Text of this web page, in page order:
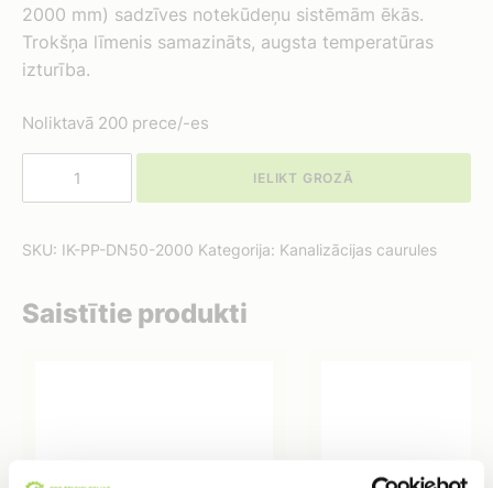
2000 mm) sadzīves notekūdeņu sistēmām ēkās.
Trokšņa līmenis samazināts, augsta temperatūras
izturība.
Noliktavā 200 prece/-es
PP
DN50/2000mm
IELIKT GROZĀ
SKU: IK-PP-DN50-2000 Kategorija: Kanalizācijas caurules
Saistītie produkti